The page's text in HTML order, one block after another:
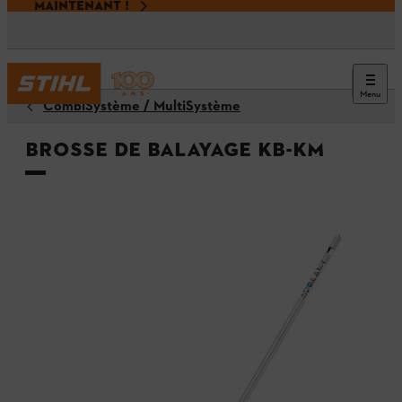
MAINTENANT !
Menu
CombiSystème / MultiSystème
Brosse de balayage KB-KM